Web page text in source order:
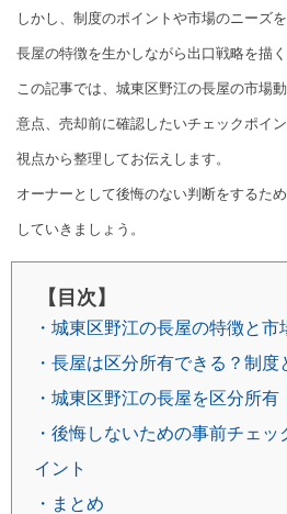
しかし、制度のポイントや市場のニーズ
長屋の特徴を生かしながら出口戦略を描く
この記事では、城東区野江の長屋の市場
意点、売却前に確認したいチェックポイ
視点から整理してお伝えします。
オーナーとして後悔のない判断をするた
していきましょう。
【目次】
・城東区野江の長屋の特徴と市
・長屋は区分所有できる？制度
・城東区野江の長屋を区分所
・後悔しないための事前チェ
イント
・まとめ